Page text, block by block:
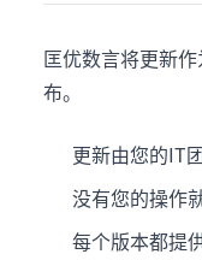
匡优数言将更新
布。
更新由您的IT
没有您的操作
每个版本都提